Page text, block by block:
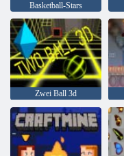
Basketball-Stars
Zwei Ball 3d